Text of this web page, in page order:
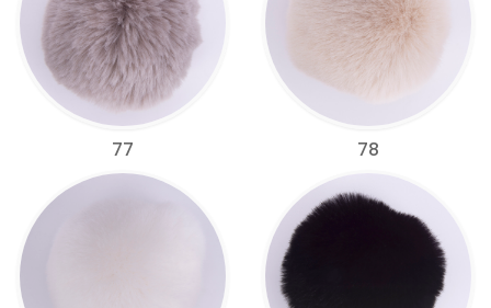
77 78